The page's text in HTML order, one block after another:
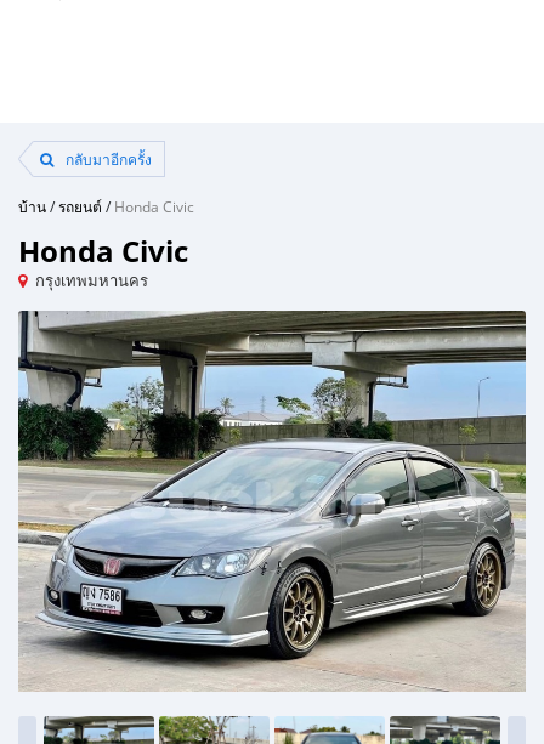
กลับมาอีกครั้ง
บ้าน/รถยนต์/Honda Civic
Honda Civic
กรุงเทพมหานคร